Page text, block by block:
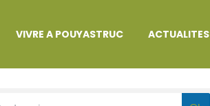
VIVRE A POUYASTRUC ACTUALITES